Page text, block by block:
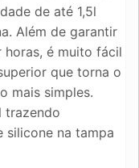
de até 1,5l
Além de garantir
é muito fácil
que torna o
mais simples.
trazendo
silicone na tampa